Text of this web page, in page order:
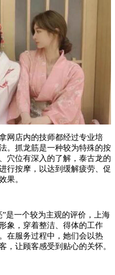
店内的技师都经过专业培
。抓龙筋是一种较为特殊的按
穴位有深入的了解，泰古龙的
行按摩，以达到缓解疲劳、促
果。
一个较为主观的评价，上海
象，穿着整洁、得体的工作
在服务过程中，她们会以热
，让顾客感受到贴心的关怀。